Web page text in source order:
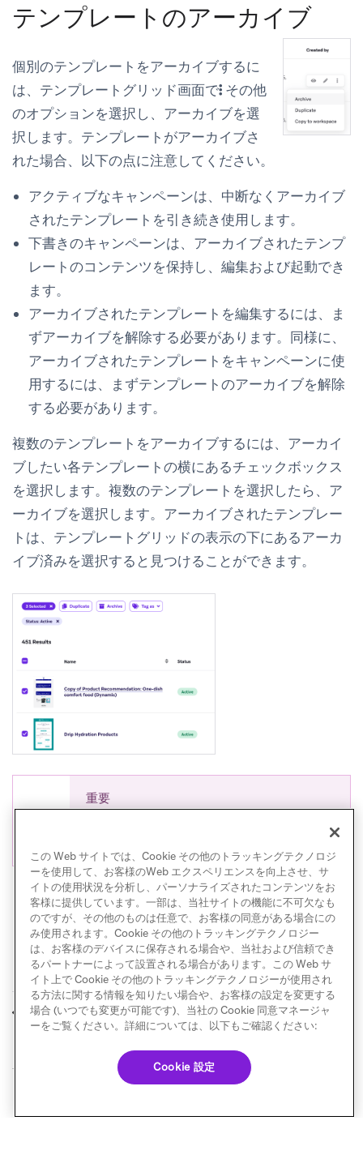
テンプレートのアーカイブ
個別のテンプレートをアーカイブするに
は、テンプレートグリッド画面で その他
のオプションを選択し、 アーカイブを選
択します。テンプレートがアーカイブさ
れた場合、以下の点に注意してください。
アクティブなキャンペーンは、中断なくアーカイブ
されたテンプレートを引き続き使用します。
下書きのキャンペーンは、アーカイブされたテンプ
レートのコンテンツを保持し、編集および起動でき
ます。
アーカイブされたテンプレートを編集するには、ま
ずアーカイブを解除する必要があります。同様に、
アーカイブされたテンプレートをキャンペーンに使
用するには、まずテンプレートのアーカイブを解除
する必要があります。
複数のテンプレートをアーカイブするには、アーカイ
ブしたい各テンプレートの横にあるチェックボックス
を選択します。複数のテンプレートを選択したら、 ア
ーカイブを選択します。アーカイブされたテンプレー
トは、テンプレートグリッドの表示の下にあるアーカ
イブ済みを選択すると見つけることができます。
重要
前へ テンプレート 次へ
キャンバステンプレ
© Braze. All Rights Reserved Privacy Policy
この Web サイトでは、Cookie その他のトラッキングテクノロジ
ーを使用して、お客様のWeb エクスペリエンスを向上させ、サ
イトの使用状況を分析し、パーソナライズされたコンテンツをお
客様に提供しています。一部は、当社サイトの機能に不可欠なも
のですが、その他のものは任意で、お客様の同意がある場合にの
み使用されます。Cookie その他のトラッキングテクノロジー
は、お客様のデバイスに保存される場合や、当社および信頼でき
るパートナーによって設置される場合があります。この Web サ
イト上で Cookie その他のトラッキングテクノロジーが使用され
る方法に関する情報を知りたい場合や、お客様の設定を変更する
場合 (いつでも変更が可能です)、当社の Cookie 同意マネージャ
ーをご覧ください。詳細については、以下もご確認ください:
Cookie 設定